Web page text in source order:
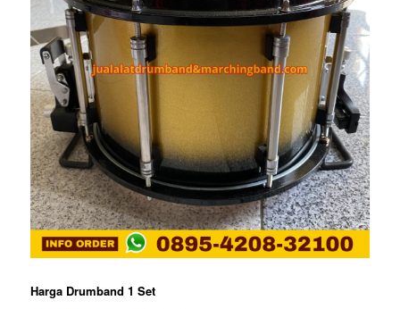
Harga Drumband 1 Set